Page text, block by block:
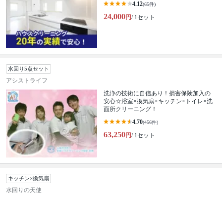
4.12(65件)
24,000円/ 1セット
水回り5点セット
アシストライフ
洗浄の技術に自信あり！損害保険加入の
安心☆浴室×換気扇×キッチン×トイレ×洗
面所クリーニング！
4.70(456件)
63,250円/ 1セット
キッチン×換気扇
水回りの天使